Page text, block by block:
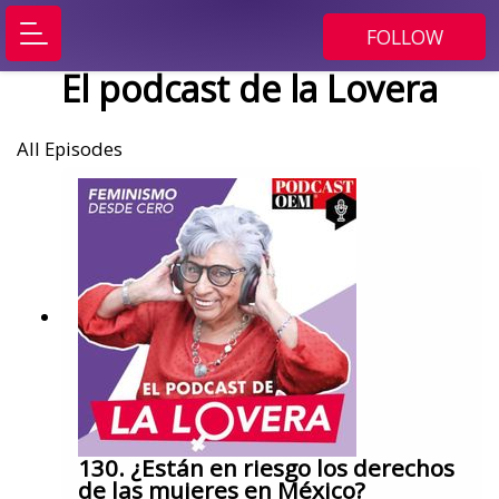
FOLLOW
El podcast de la Lovera
All Episodes
130. ¿Están en riesgo los derechos
de las mujeres en México?